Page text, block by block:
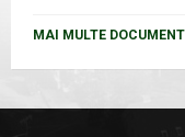
MAI MULTE